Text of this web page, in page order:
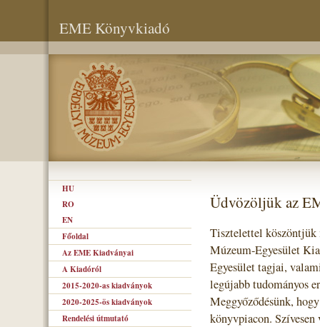
EME Könyvkiadó
HU
RO
EN
Főoldal
Az EME Kiadványai
A Kiadóról
2015-2020-as kiadványok
2020-2025-ös kiadványok
Rendelési útmutató
Üdvözöljük az
Tisztelettel köszöntjük
Múzeum-Egyesület
Egyesület tagjai,
legújabb tudományos
Meggyőződésünk,
könyvpiacon.